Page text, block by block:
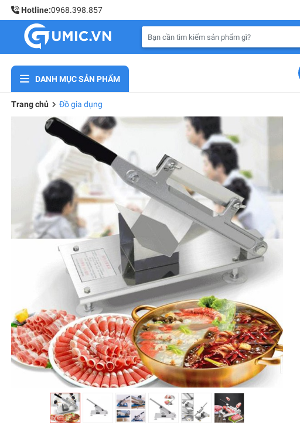
Hotline:0968.398.857
DANH MỤC SẢN PHẨM
Trang chủ Đồ gia dụng